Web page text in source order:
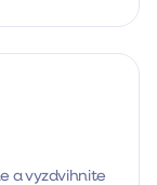
a vyzdvihnite